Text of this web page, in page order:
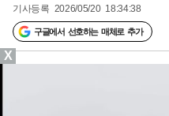
기사등록 2026/05/20 18:34:38
구글에서 선호하는 매체로 추가
X